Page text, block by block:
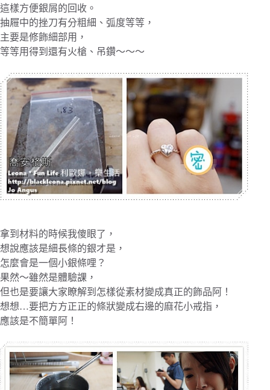
這樣方便銀屑的回收。
抽屜中的挫刀有分粗細、弧度等等，
主要是修飾細部用，
等等用得到還有火槍、吊鑽～～～
拿到材料的時候我傻眼了，
想說應該是細長條的銀才是，
怎麼會是一個小銀條哩？
果然～雖然是體驗課，
但也是要讓大家瞭解到怎樣從素材變成真正的飾品阿！
想想…要把方方正正的條狀變成右邊的麻花小戒指，
應該是不簡單阿！